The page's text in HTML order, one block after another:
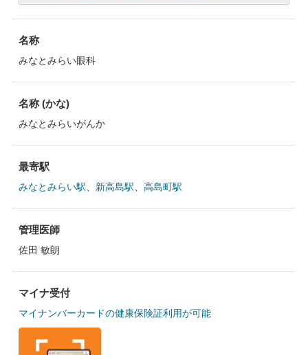
名称
みなとみらい眼科
名称 (かな)
みなとみらいがんか
最寄駅
みなとみらい駅 新高島駅 高島町駅
管理医師
佐田 敏朗
マイナ受付
マイナンバーカードの健康保険証利用が可能